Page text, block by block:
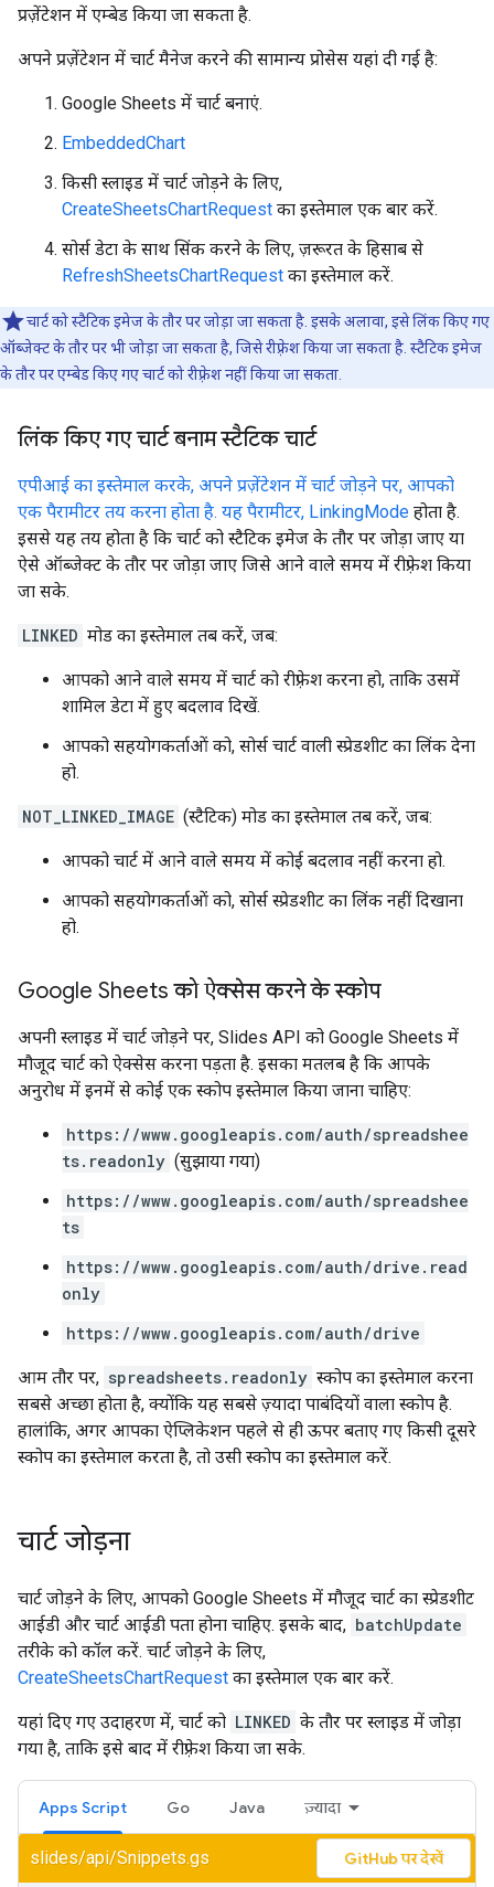
प्रज़ेंटेशन में एम्बेड किया जा सकता है.
अपने प्रज़ेंटेशन में चार्ट मैनेज करने की सामान्य प्रोसेस यहां दी गई है:
Google Sheets में चार्ट बनाएं.
EmbeddedChart
किसी स्लाइड में चार्ट जोड़ने के लिए,
CreateSheetsChartRequest का इस्तेमाल एक बार करें.
सोर्स डेटा के साथ सिंक करने के लिए, ज़रूरत के हिसाब से
RefreshSheetsChartRequest का इस्तेमाल करें.
चार्ट को स्टैटिक इमेज के तौर पर जोड़ा जा सकता है. इसके अलावा, इसे लिंक किए गए
ऑब्जेक्ट के तौर पर भी जोड़ा जा सकता है, जिसे रीफ़्रेश किया जा सकता है. स्टैटिक इमेज
के तौर पर एम्बेड किए गए चार्ट को रीफ़्रेश नहीं किया जा सकता.
लिंक किए गए चार्ट बनाम स्टैटिक चार्ट
एपीआई का इस्तेमाल करके, अपने प्रज़ेंटेशन में चार्ट जोड़ने पर, आपको
एक पैरामीटर तय करना होता है. यह पैरामीटर, LinkingMode होता है.
इससे यह तय होता है कि चार्ट को स्टैटिक इमेज के तौर पर जोड़ा जाए या
ऐसे ऑब्जेक्ट के तौर पर जोड़ा जाए जिसे आने वाले समय में रीफ़्रेश किया
जा सके.
LINKED मोड का इस्तेमाल तब करें, जब:
आपको आने वाले समय में चार्ट को रीफ़्रेश करना हो, ताकि उसमें
शामिल डेटा में हुए बदलाव दिखें.
आपको सहयोगकर्ताओं को, सोर्स चार्ट वाली स्प्रेडशीट का लिंक देना
हो.
NOT_LINKED_IMAGE (स्टैटिक) मोड का इस्तेमाल तब करें, जब:
आपको चार्ट में आने वाले समय में कोई बदलाव नहीं करना हो.
आपको सहयोगकर्ताओं को, सोर्स स्प्रेडशीट का लिंक नहीं दिखाना
हो.
Google Sheets को ऐक्सेस करने के स्कोप
अपनी स्लाइड में चार्ट जोड़ने पर, Slides API को Google Sheets में
मौजूद चार्ट को ऐक्सेस करना पड़ता है. इसका मतलब है कि आपके
अनुरोध में इनमें से कोई एक स्कोप इस्तेमाल किया जाना चाहिए:
https://www.googleapis.com/auth/spreadshee
ts.readonly (सुझाया गया)
https://www.googleapis.com/auth/spreadshee
ts
https://www.googleapis.com/auth/drive.read
only
https://www.googleapis.com/auth/drive
आम तौर पर, spreadsheets.readonly स्कोप का इस्तेमाल करना
सबसे अच्छा होता है, क्योंकि यह सबसे ज़्यादा पाबंदियों वाला स्कोप है.
हालांकि, अगर आपका ऐप्लिकेशन पहले से ही ऊपर बताए गए किसी दूसरे
स्कोप का इस्तेमाल करता है, तो उसी स्कोप का इस्तेमाल करें.
चार्ट जोड़ना
चार्ट जोड़ने के लिए, आपको Google Sheets में मौजूद चार्ट का स्प्रेडशीट
आईडी और चार्ट आईडी पता होना चाहिए. इसके बाद, batchUpdate
तरीके को कॉल करें. चार्ट जोड़ने के लिए,
CreateSheetsChartRequest का इस्तेमाल एक बार करें.
यहां दिए गए उदाहरण में, चार्ट को LINKED के तौर पर स्लाइड में जोड़ा
गया है, ताकि इसे बाद में रीफ़्रेश किया जा सके.
Apps Script Go Java ज़्यादा
slides/api/Snippets.gs GitHub पर देखें